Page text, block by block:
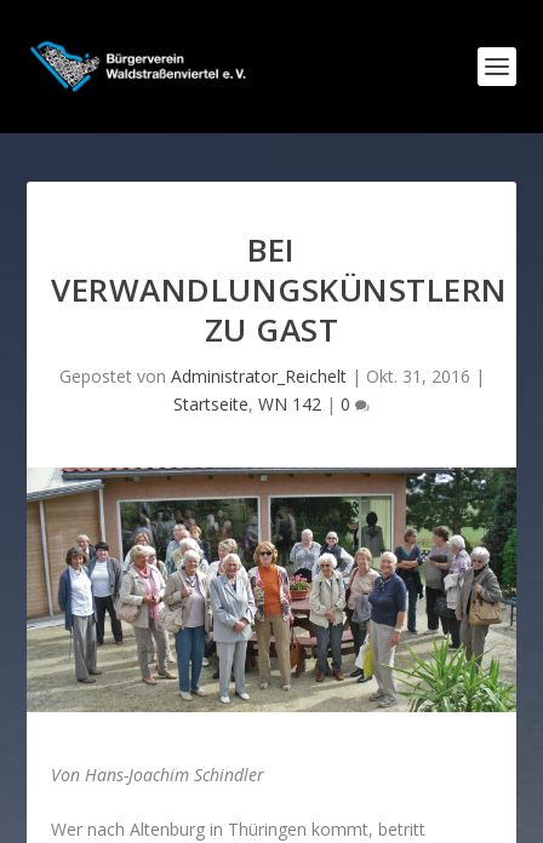
BEI
VERWANDLUNGSKÜNSTLERN
ZU GAST
Gepostet von Administrator_Reichelt| Okt. 31, 2016 |
Startseite, WN 142 | 0
Von Hans-Joachim Schindler
Wer nach Altenburg in Thüringen kommt, betritt